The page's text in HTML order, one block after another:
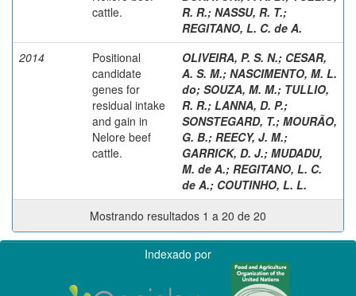
cattle.
R. R.; NASSU, R. T.;
REGITANO, L. C. de A.
2014
Positional
candidate
genes for
residual intake
and gain in
Nelore beef
cattle.
OLIVEIRA, P. S. N.; CESAR,
A. S. M.; NASCIMENTO, M. L.
do; SOUZA, M. M.; TULLIO,
R. R.; LANNA, D. P.;
SONSTEGARD, T.; MOURÃO,
G. B.; REECY, J. M.;
GARRICK, D. J.; MUDADU,
M. de A.; REGITANO, L. C.
de A.; COUTINHO, L. L.
Mostrando resultados 1 a 20 de 20
Indexado por